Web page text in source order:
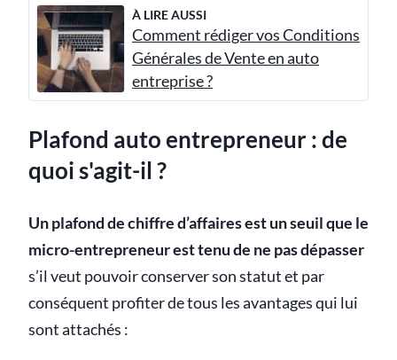
À LIRE AUSSI
Comment rédiger vos Conditions
Générales de Vente en auto
entreprise ?
Plafond auto entrepreneur : de
quoi s'agit-il ?
Un plafond de chiffre d’affaires est un seuil que le
micro-entrepreneur est tenu de ne pas dépasser
s’il veut pouvoir conserver son statut et par
conséquent profiter de tous les avantages qui lui
sont attachés :